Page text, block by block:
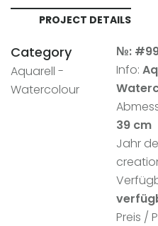
PROJECT DETAILS
Category
Aquarell -
Watercolour
№:
Info:
39 cm
Jahr
Preis /